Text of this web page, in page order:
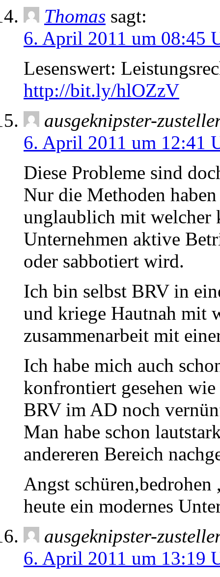
Thomas sagt:
6. April 2011 um 08:45
Lesenswert:
http://bit.ly/hlOZzV
ausgeknipster-
6. April 2011 um 12:41
Diese Probleme sind
Nur die Methoden
unglaublich mit welcher
Unternehmen aktive
oder sabbotiert wird.
Ich bin selbst BRV in
und kriege Hautnah mit
zusammenarbeit mit
Ich habe mich auch
konfrontiert gesehen
BRV im AD noch
Man habe schon
andereren Bereich
Angst
heute ein modernes
ausgeknipster-
6. April 2011 um 13:19